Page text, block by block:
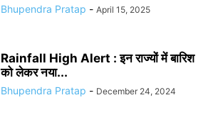
Bhupendra Pratap - April 15, 2025
Rainfall High Alert : इन राज्यों में बारिश
को लेकर नया...
Bhupendra Pratap - December 24, 2024